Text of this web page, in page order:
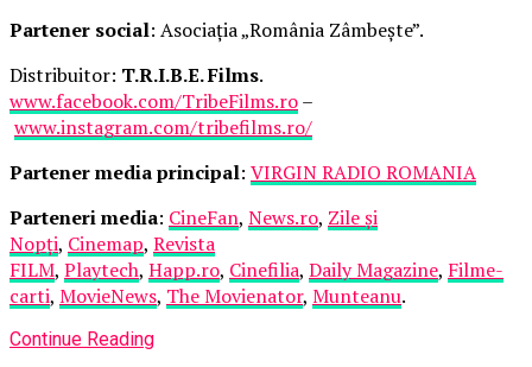
Partener social: Asociația „România Zâmbește”.
Distribuitor: T.R.I.B.E. Films.
www.facebook.com/TribeFilms.ro–
www.instagram.com/tribefilms.ro/
Partener media principal: VIRGIN RADIO ROMANIA
Parteneri media: CineFan, News.ro, Zile și
Nopți, Cinemap, Revista
FILM, Playtech, Happ.ro, Cinefilia, Daily Magazine, Filme-
carti, MovieNews, The Movienator, Munteanu.
Continue Reading